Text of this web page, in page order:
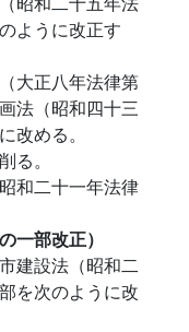
ように改正す
大正八年法律第
法（昭和四十三
改める。
る。
和二十一年法律
一部改正）
建設法（昭和二
を次のように改